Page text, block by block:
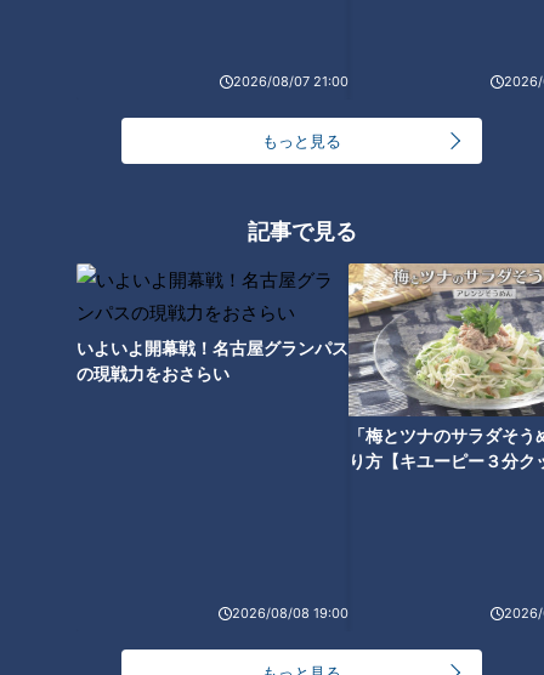
2026/08/07 21:00 2026/
もっと見る
記事で見る
いよいよ開幕戦！名古屋グランパス
の現戦力をおさらい
2026/08/08 19:00
「梅とツナのサラダそう
り方【キユーピー３分ク
2026/
・ディレクターが取材対象に迫った、テレビでは放送していない特
・ＣＢＣテレビ「チャント！」の特集を厳選して公開します。
（月～金 午後3時49分から午後7時 愛知・岐阜・三重で放送）
最新話の見逃し配信はこちら
オススメ関連コンテンツ
きる】歩き始めは２歳になる直
たい！「差別と偏見」の現実 母
期配信型ドキュメンタリー「ピ